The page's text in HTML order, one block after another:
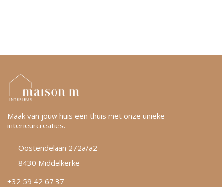
Maak van jouw huis een thuis met onze unieke
interieurcreaties.
Oostendelaan 272a/a2
8430 Middelkerke
+32 59 42 67 37